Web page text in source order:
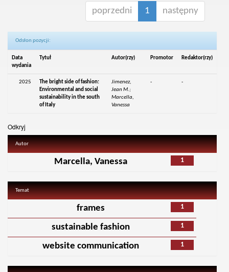
poprzedni 1 następny
Odsłon pozycji:
Data
wydania
Tytuł Autor(rzy) Promotor Redaktor(rzy)
2025
The bright side of fashion:
Environmental and social
sustainability in the south
of Italy
Jimenez,
Jean M.;
Marcella,
Vanessa
- -
Odkryj
Autor
1
Marcella, Vanessa
Temat
1
frames
1
sustainable fashion
1
website communication